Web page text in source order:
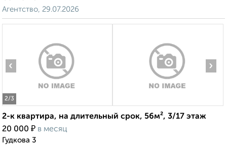
Агентство, 29.07.2026
2/3
‹ ›
2-к квартира, на длительный срок, 56м², 3/17 этаж
20 000 ₽ в месяц
Гудкова 3